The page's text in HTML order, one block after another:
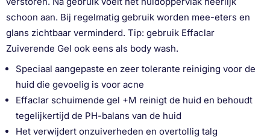
schoon aan. Bij regelmatig gebruik worden mee-eters en
glans zichtbaar verminderd. Tip: gebruik Effaclar
Zuiverende Gel ook eens als body wash.
Speciaal aangepaste en zeer tolerante reiniging voor de
huid die gevoelig is voor acne
Effaclar schuimende gel +M reinigt de huid en behoudt
tegelijkertijd de PH-balans van de huid
Het verwijdert onzuiverheden en overtollig talg